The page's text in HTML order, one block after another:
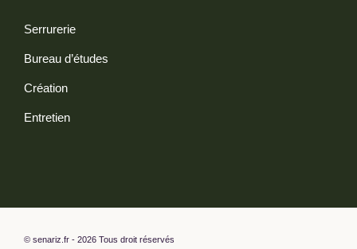
Serrurerie
Bureau d’études
Création
Entretien
© senariz.fr - 2026 Tous droit réservés